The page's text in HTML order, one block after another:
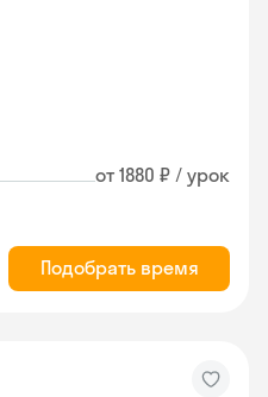
от 1880 ₽ / урок
Подобрать время